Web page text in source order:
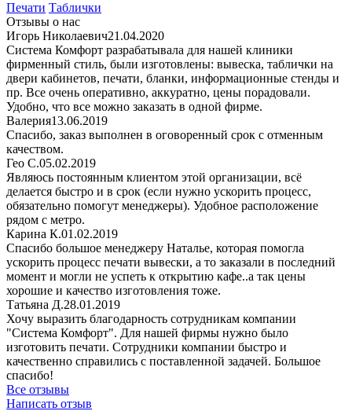
Печати Таблички
Отзывы о нас
Игорь Николаевич21.04.2020
Система Комфорт разрабатывала для нашей клиники
фирменный стиль, были изготовлены: вывеска, таблички на
двери кабинетов, печати, бланки, информационные стенды и
пр. Все очень оперативно, аккуратно, цены порадовали.
Удобно, что все можно заказать в одной фирме.
Валерия13.06.2019
Спасибо, заказ выполнен в оговоренный срок с отменным
качеством.
Гео С.05.02.2019
Являюсь постоянным клиентом этой организации, всё
делается быстро и в срок (если нужно ускорить процесс,
обязательно помогут менеджеры). Удобное расположение
рядом с метро.
Карина К.01.02.2019
Спасибо большое менеджеру Наталье, которая помогла
ускорить процесс печати вывески, а то заказали в последний
момент и могли не успеть к открытию кафе..а так цены
хорошие и качество изготовления тоже.
Татьяна Д.28.01.2019
Хочу выразить благодарность сотрудникам компании
"Система Комфорт". Для нашей фирмы нужно было
изготовить печати. Сотрудники компании быстро и
качественно справились с поставленной задачей. Большое
спасибо!
Все отзывы
Написать отзыв